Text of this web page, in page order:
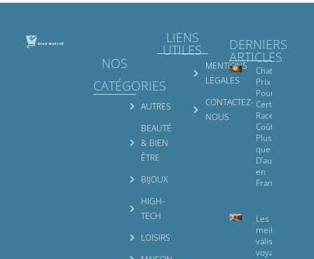
NOS
CATÉGORIES
AUTRES
BEAUTÉ
& BIEN
ÊTRE
BIJOUX
HIGH-
TECH
LOISIRS
LIENS
UTILES
MENTIONS
LÉGALES
CONTACTEZ-
NOUS
DERNIERS
ARTICLES
Chat Nain
Prix :
Pourquoi
Certaines
Races
Coûtent
Plus Cher
que
D’autres
en
France
Les 10
meilleures
valises pour
voyager